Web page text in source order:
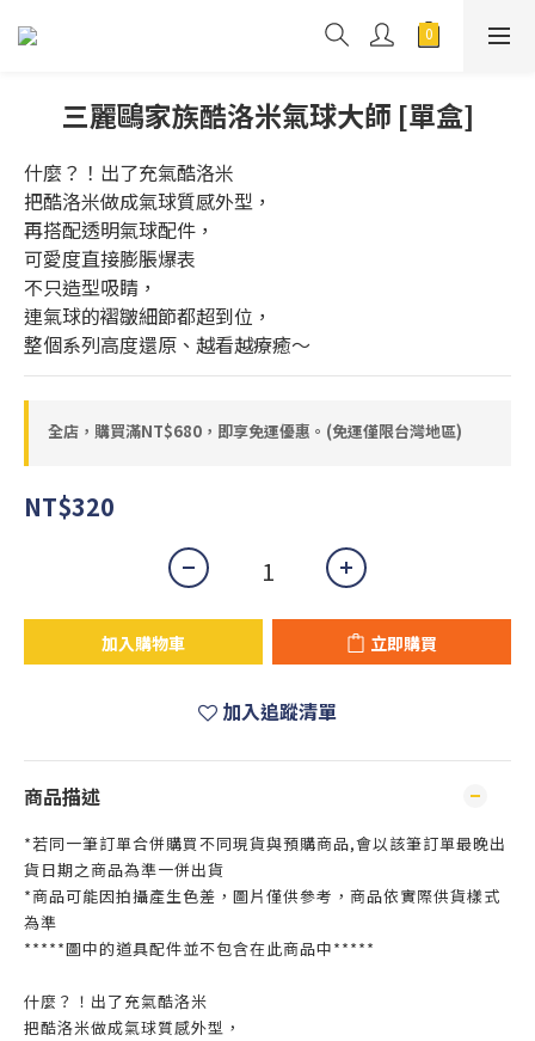
三麗鷗家族酷洛米氣球大師 [單盒]
什麼？！出了充氣酷洛米
把酷洛米做成氣球質感外型，
再搭配透明氣球配件，
可愛度直接膨脹爆表
不只造型吸睛，
連氣球的褶皺細節都超到位，
整個系列高度還原、越看越療癒～
全店，購買滿NT$680，即享免運優惠。(免運僅限台灣地區)
NT$320
加入購物車 立即購買
加入追蹤清單
商品描述
*若同一筆訂單合併購買不同現貨與預購商品,會以該筆訂單最晚出
貨日期之商品為準一併出貨
*商品可能因拍攝產生色差，圖片僅供參考，商品依實際供貨樣式
為準
*****圖中的道具配件並不包含在此商品中*****
什麼？！出了充氣酷洛米
把酷洛米做成氣球質感外型，